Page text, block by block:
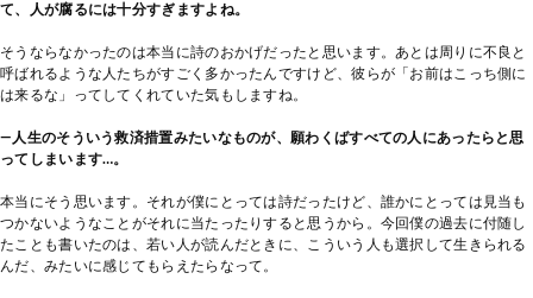
て、人が腐るには十分すぎますよね。
そうならなかったのは本当に詩のおかげだったと思います。あとは周りに不良と
呼ばれるような人たちがすごく多かったんですけど、彼らが「お前はこっち側に
は来るな」ってしてくれていた気もしますね。
―人生のそういう救済措置みたいなものが、願わくばすべての人にあったらと思
ってしまいます…。
本当にそう思います。それが僕にとっては詩だったけど、誰かにとっては見当も
つかないようなことがそれに当たったりすると思うから。今回僕の過去に付随し
たことも書いたのは、若い人が読んだときに、こういう人も選択して生きられる
んだ、みたいに感じてもらえたらなって。